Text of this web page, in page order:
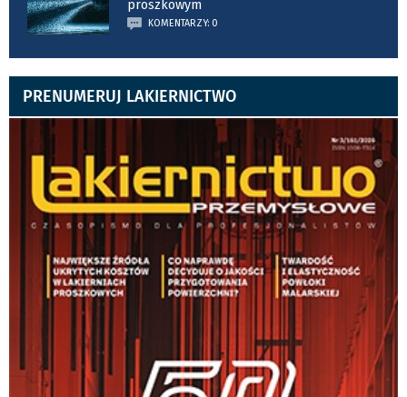
proszkowym
KOMENTARZY: 0
PRENUMERUJ LAKIERNICTWO